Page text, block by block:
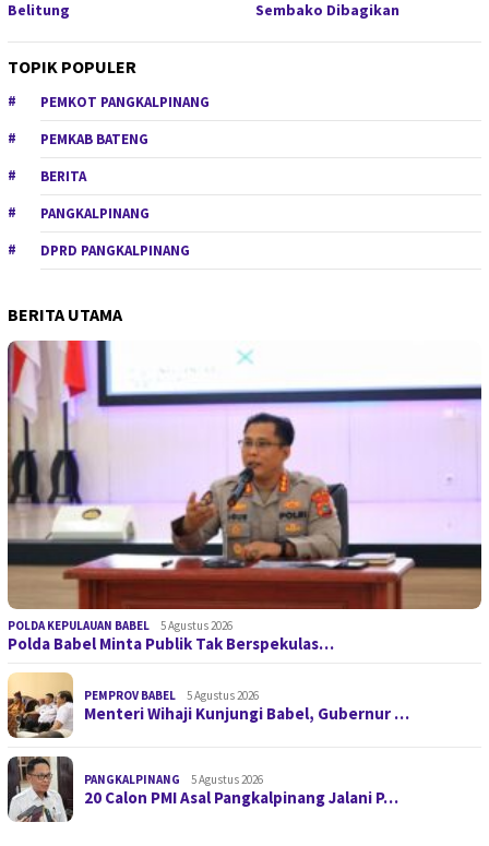
Belitung
Sembako Dibagikan
TOPIK POPULER
PEMKOT PANGKALPINANG
PEMKAB BATENG
BERITA
PANGKALPINANG
DPRD PANGKALPINANG
BERITA UTAMA
POLDA KEPULAUAN BABEL 5 Agustus 2026
Polda Babel Minta Publik Tak Berspekulas…
PEMPROV BABEL 5 Agustus 2026
Menteri Wihaji Kunjungi Babel, Gubernur …
PANGKALPINANG 5 Agustus 2026
20 Calon PMI Asal Pangkalpinang Jalani P…